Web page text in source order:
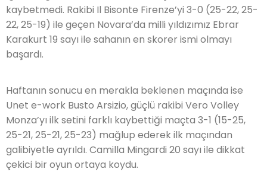
kaybetmedi. Rakibi Il Bisonte Firenze’yi 3-0 (25-22, 25-
22, 25-19) ile geçen Novara’da milli yıldızımız Ebrar
Karakurt 19 sayı ile sahanın en skorer ismi olmayı
başardı.
Haftanın sonucu en merakla beklenen maçında ise
Unet e-work Busto Arsizio, güçlü rakibi Vero Volley
Monza’yı ilk setini farklı kaybettiği maçta 3-1 (15-25,
25-21, 25-21, 25-23) mağlup ederek ilk maçından
galibiyetle ayrıldı. Camilla Mingardi 20 sayı ile dikkat
çekici bir oyun ortaya koydu.